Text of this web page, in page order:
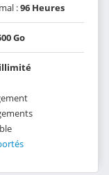
:96 Heures
Go